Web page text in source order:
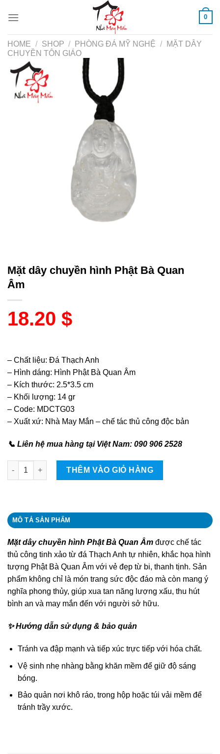
0
HOME / SHOP / PHÒNG ĐÁ MỸ NGHỆ /
MẶT DÂY
CHUYỀN TÔN GIÁO
Mặt dây chuyền hình Phật Bà Quan
Âm
18.20 $
– Chất liệu: Đá Thạch Anh
– Hình dáng: Hình Phật Bà Quan Âm
– Kích thước: 2.5*3.5 cm
– Khối lượng: 14 gr
– Code: MDCTG03
– Xuất xứ: Nhà May Mắn – chế tác thủ công độc bản
📞 Liên hệ mua hàng tại Việt Nam: 090 906 2528
Mặt dây chuyền hình Phật Bà Quan Âm quantity
THÊM VÀO GIỎ HÀNG
MÔ TẢ SẢN PHẨM
Mặt dây chuyền hình Phật Bà Quan Âm được chế tác
thủ công tinh xảo từ đá Thạch Anh tự nhiên, khắc họa hình
tượng Phật Bà Quan Âm với vẻ đẹp từ bi, thanh tịnh. Sản
phẩm không chỉ là món trang sức độc đáo mà còn mang ý
nghĩa phong thủy, giúp xua tan năng lượng xấu, thu hút
bình an và may mắn đến với người sở hữu.
✨ Hướng dẫn sử dụng & bảo quản
Tránh va đập mạnh và tiếp xúc trực tiếp với hóa chất.
Vệ sinh nhẹ nhàng bằng khăn mềm để giữ độ sáng
bóng.
Bảo quản nơi khô ráo, trong hộp hoặc túi vải mềm để
tránh trầy xước.